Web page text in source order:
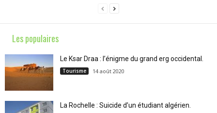
Les populaires
Le Ksar Draa : l’énigme du grand erg occidental.
Tourisme 14 août 2020
La Rochelle : Suicide d’un étudiant algérien.